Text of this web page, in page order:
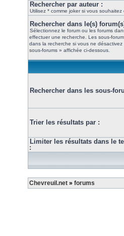
Rechercher par auteur :
Utilisez * comme joker si vous
Rechercher dans le(s)
Sélectionnez le forum ou les forums
effectuer une recherche. Les sous-
dans la recherche si vous ne
sous-forums » affichée ci-dessous.
Rechercher dans les sous-
Trier les résultats par :
Limiter les résultats dans le
:
Chevreuil.net » forums